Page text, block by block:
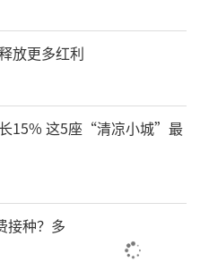
放更多红利
15% 这5座“清凉小城”最
接种？多